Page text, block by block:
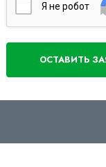
Я нe poбoт